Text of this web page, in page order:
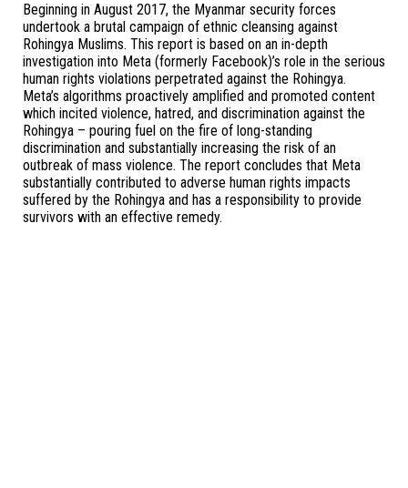
Beginning in August 2017, the Myanmar security forces
undertook a brutal campaign of ethnic cleansing against
Rohingya Muslims. This report is based on an in-depth
investigation into Meta (formerly Facebook)’s role in the serious
human rights violations perpetrated against the Rohingya.
Meta’s algorithms proactively amplified and promoted content
which incited violence, hatred, and discrimination against the
Rohingya – pouring fuel on the fire of long-standing
discrimination and substantially increasing the risk of an
outbreak of mass violence. The report concludes that Meta
substantially contributed to adverse human rights impacts
suffered by the Rohingya and has a responsibility to provide
survivors with an effective remedy.